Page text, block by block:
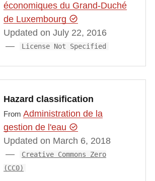
économiques du Grand-Duché
de Luxembourg
Updated on July 22, 2016
License Not Specified
Hazard classification
From Administration de la
gestion de l'eau
Updated on March 6, 2018
Creative Commons Zero
(CC0)